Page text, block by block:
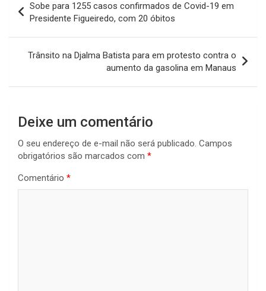
de
Post
Sobe para 1255 casos confirmados de Covid-19 em
Presidente Figueiredo, com 20 óbitos
Trânsito na Djalma Batista para em protesto contra o
aumento da gasolina em Manaus
Deixe um comentário
O seu endereço de e-mail não será publicado. Campos
obrigatórios são marcados com *
Comentário *